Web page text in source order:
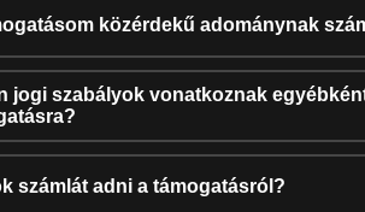
közérdekű adománynak
jogi szabályok vonatkoznak
számlát adni a támogatásról?